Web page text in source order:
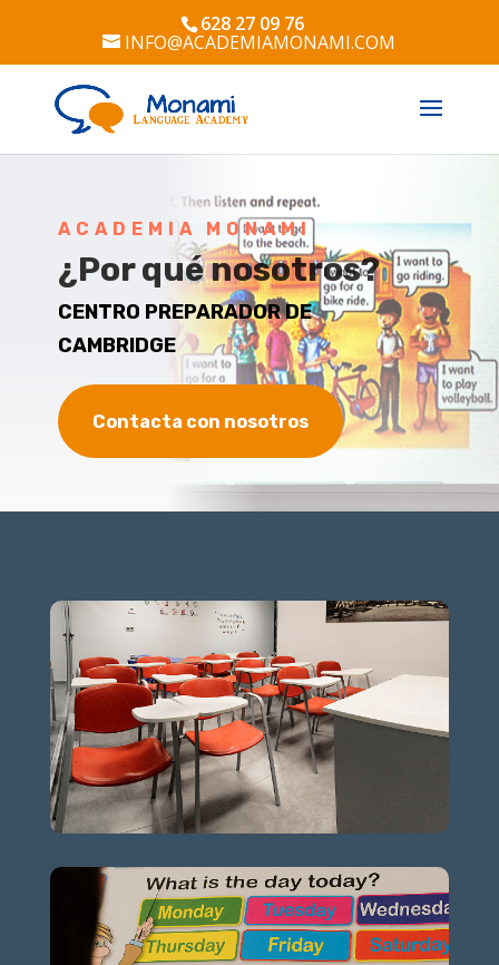
628 27 09 76
INFO@ACADEMIAMONAMI.COM
ACADEMIA MONAMI
¿Por qué nosotros?
CENTRO PREPARADOR DE
CAMBRIDGE
Contacta con nosotros